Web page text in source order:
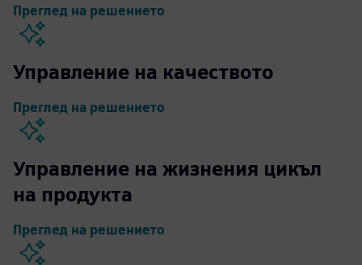
Преглед на решението
Управление на качеството
Преглед на решението
Управление на жизнения цикъл
на продукта
Преглед на решението